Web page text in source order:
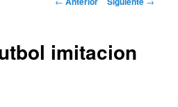
imitacion